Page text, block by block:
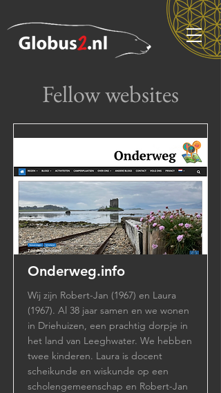
Fellow websites
Onderweg.info
Wij zijn Robert-Jan (1967) en Laura
(1967). Al 38 jaar samen en we wonen
in Driehuizen, een prachtig dorpje in
het land van Leeghwater. We hebben
twee kinderen. Laura is docent
scheikunde en wiskunde op een
scholengemeenschap en Robert-Jan